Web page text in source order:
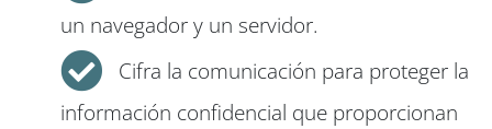
un navegador y un servidor.
Cifra la comunicación para proteger la
información confidencial que proporcionan